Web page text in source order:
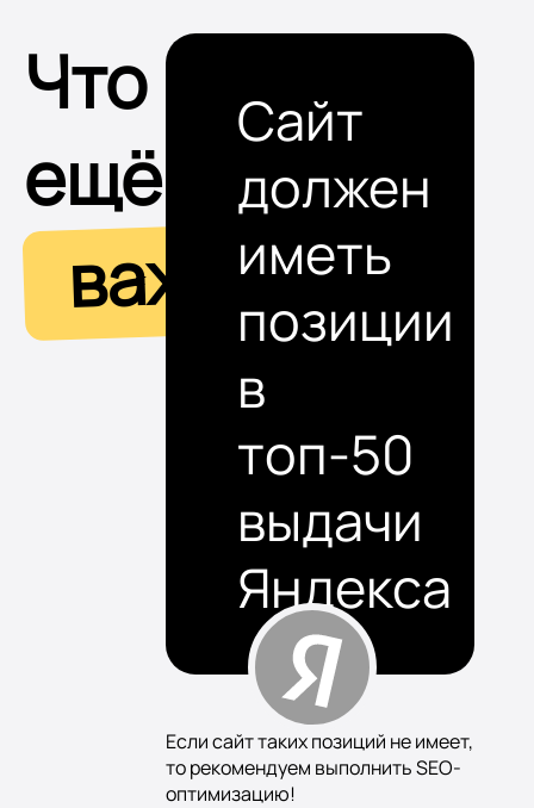
Что
ещё
важно
Сайт
должен
иметь
позиции
в
топ-50
выдачи
Яндекса
Если сайт таких позиций не имеет,
то рекомендуем выполнить SEO-
оптимизацию!